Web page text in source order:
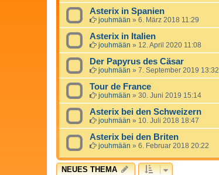
Asterix in Spanien
jouhmään » 6. März 2018 11:29
Asterix in Italien
jouhmään » 12. April 2020 11:08
Der Papyrus des Cäsar
jouhmään » 7. September 2019 13:32
Tour de France
jouhmään » 30. Juni 2019 15:14
Asterix bei den Schweizern
jouhmään » 10. Juli 2018 18:47
Asterix bei den Briten
jouhmään » 6. Februar 2018 20:22
NEUES THEMA